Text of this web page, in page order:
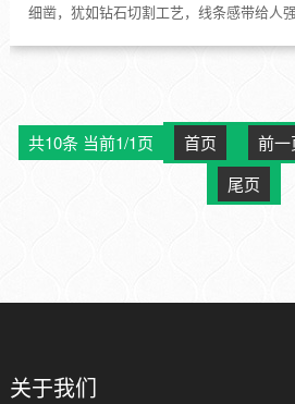
细凿，犹如钻石切割工艺，线条感带给人
共10条 当前1/1页 首页 前一
尾页
关于我们